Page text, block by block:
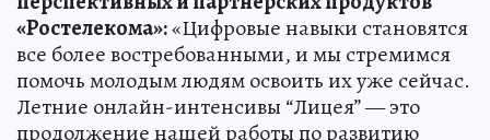
«Ростелекома»:«Цифровые навыки становятся
все более востребованными, и мы стремимся
помочь молодым людям освоить их уже сейчас.
Летние онлайн-интенсивы “Лицея” — это
продолжение нашей работы по развитию